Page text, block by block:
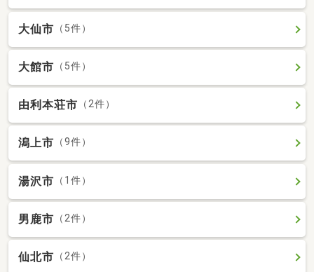
大仙市 （5件）
大館市 （5件）
由利本荘市 （2件）
潟上市 （9件）
湯沢市 （1件）
男鹿市 （2件）
仙北市 （2件）